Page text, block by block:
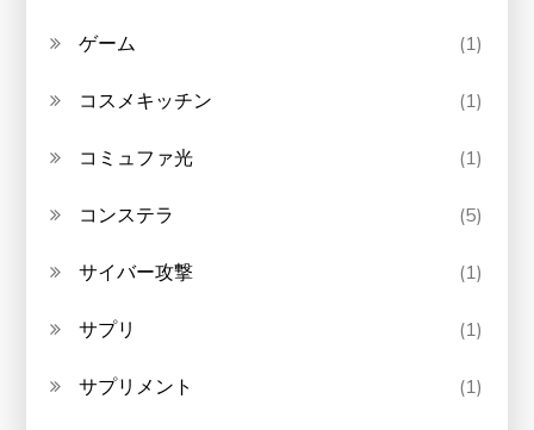
ゲーム (1)
コスメキッチン (1)
コミュファ光 (1)
コンステラ (5)
サイバー攻撃 (1)
サプリ (1)
サプリメント (1)